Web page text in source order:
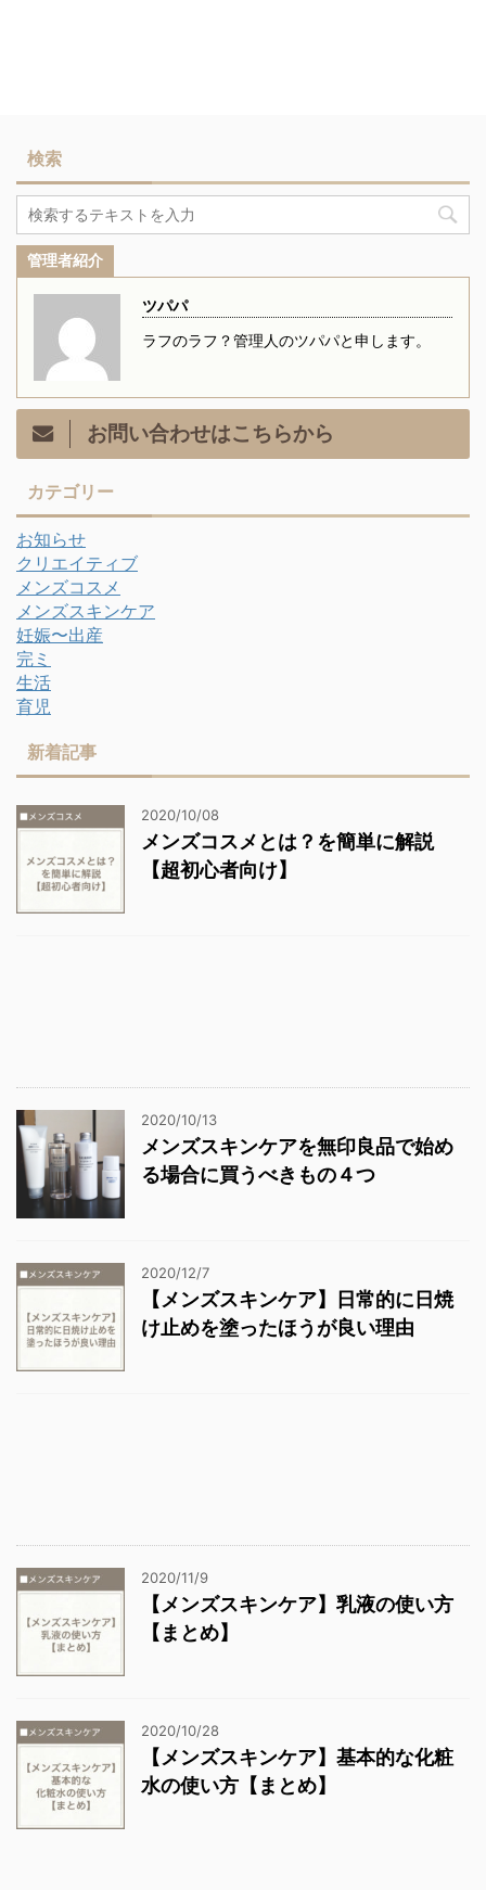
検索
管理者紹介
ツパパ
ラフのラフ？管理人のツパパと申します。
お問い合わせはこちらから
カテゴリー
お知らせ
クリエイティブ
メンズコスメ
メンズスキンケア
妊娠〜出産
完ミ
生活
育児
新着記事
2020/10/08
メンズコスメとは？を簡単に解説
【超初心者向け】
2020/10/13
メンズスキンケアを無印良品で始め
る場合に買うべきもの４つ
2020/12/7
【メンズスキンケア】日常的に日焼
け止めを塗ったほうが良い理由
2020/11/9
【メンズスキンケア】乳液の使い方
【まとめ】
2020/10/28
【メンズスキンケア】基本的な化粧
水の使い方【まとめ】